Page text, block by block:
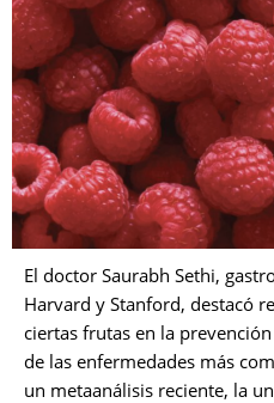
El doctor Saurabh Sethi,
Harvard y Stanford, destacó
ciertas frutas en la
de las enfermedades más
un metaanálisis reciente, la